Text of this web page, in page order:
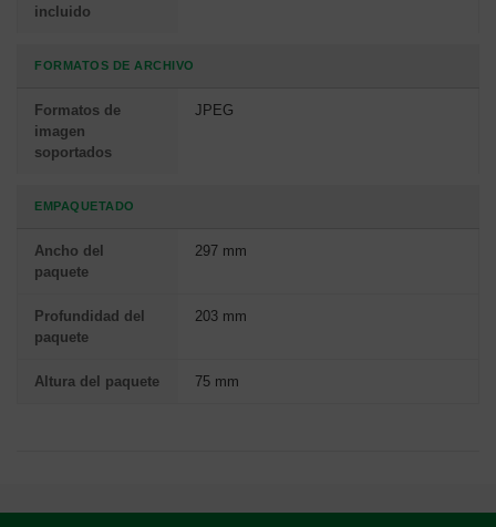
incluido
FORMATOS DE ARCHIVO
Formatos de
imagen
soportados
JPEG
EMPAQUETADO
Ancho del
paquete
297 mm
Profundidad del
paquete
203 mm
Altura del paquete 75 mm